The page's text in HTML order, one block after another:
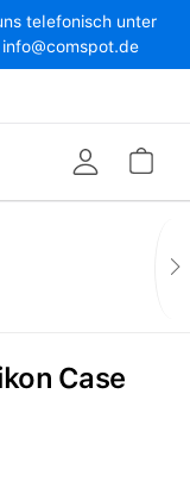
telefonisch unter
Case